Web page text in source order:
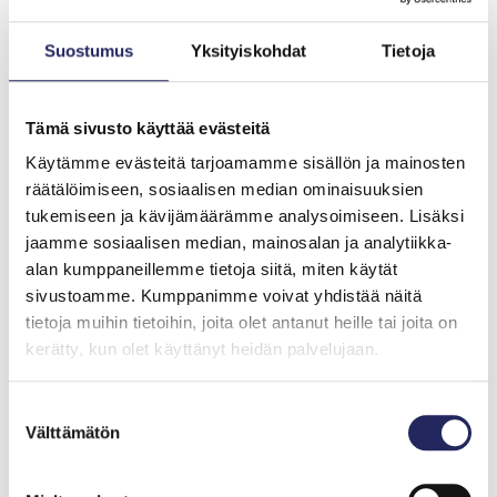
Suostumus Yksityiskohdat Tietoja
Tämä sivusto käyttää evästeitä
Käytämme evästeitä tarjoamamme sisällön ja mainosten
räätälöimiseen, sosiaalisen median ominaisuuksien
tukemiseen ja kävijämäärämme analysoimiseen. Lisäksi
jaamme sosiaalisen median, mainosalan ja analytiikka-
alan kumppaneillemme tietoja siitä, miten käytät
sivustoamme. Kumppanimme voivat yhdistää näitä
tietoja muihin tietoihin, joita olet antanut heille tai joita on
kerätty, kun olet käyttänyt heidän palvelujaan.
valinta
Välttämätön
Meriniittyhanke
Palautamme Itämeren avainlajin meriajokkaan
muodostamia vedenalaisia niittyjä alueille, joilta
Säätiömme on ennallistanut meriniittyjä Suomen
rannikoilla Helsingissä ja Hangossa. Vuosina 2025 ja
2026 laajennamme ennallistamistoimia Meren puolella
-hankkeessamme Ruotsin etelärannikolle, jossa
teemme yhteistyötä Kristianstadin kunnan ja
Vattenriket-Biosfäärialueen kanssa.
kestämättömään toimintaan, jotta luontokato voidaan
HANKKEET